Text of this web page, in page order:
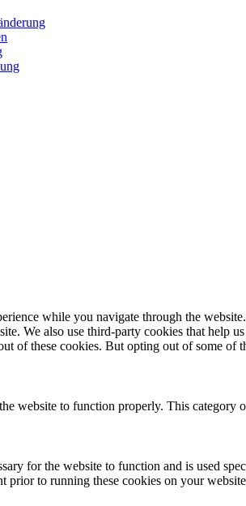
while you navigate through the
We also use third-party cookies that help
of these cookies. But opting out of some of
website to function properly. This
for the website to function and is used
prior to running these cookies on your